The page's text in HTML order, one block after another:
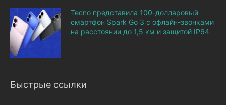
Tecno представила 100-долларовый
смартфон Spark Go 3 с офлайн-звонками
на расстоянии до 1,5 км и защитой IP64
Быстрые ссылки